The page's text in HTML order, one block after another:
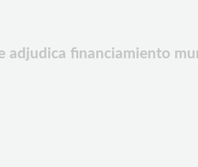
financiamiento